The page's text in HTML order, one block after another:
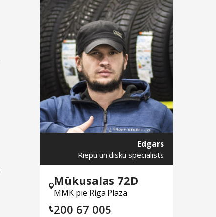
Edgars
Riepu un disku speciālists
Mūkusalas 72D
MMK pie Riga Plaza
200 67 005